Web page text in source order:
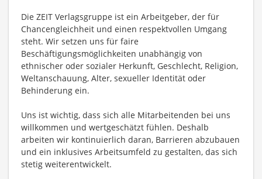
Die ZEIT Verlagsgruppe ist ein Arbeitgeber, der für
Chancengleichheit und einen respektvollen Umgang
steht. Wir setzen uns für faire
Beschäftigungsmöglichkeiten unabhängig von
ethnischer oder sozialer Herkunft, Geschlecht, Religion,
Weltanschauung, Alter, sexueller Identität oder
Behinderung ein.
Uns ist wichtig, dass sich alle Mitarbeitenden bei uns
willkommen und wertgeschätzt fühlen. Deshalb
arbeiten wir kontinuierlich daran, Barrieren abzubauen
und ein inklusives Arbeitsumfeld zu gestalten, das sich
stetig weiterentwickelt.